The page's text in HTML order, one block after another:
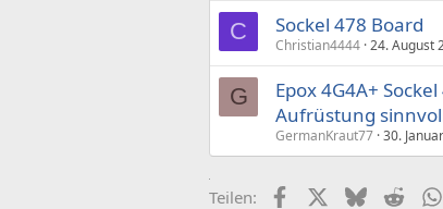
C Sockel 478 Board
Christian4444 24. August
G
Epox 4G4A+
Aufrüstung
GermanKraut77 30.
Teilen: FacebookX (Twitter)
BlueskyReddit